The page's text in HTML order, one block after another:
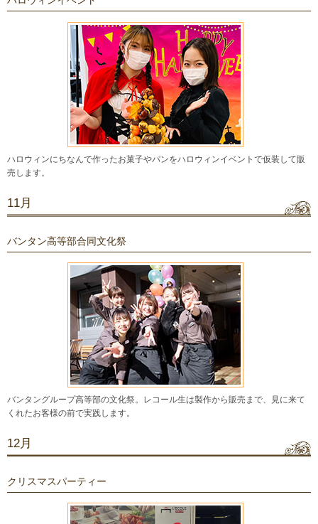
ハロウィンにちなんで作ったお菓子やパンをハロウィンイベントで仮装して販
売します。
11月
バンタン高等部合同文化祭
バンタングループ高等部の文化祭。レコール生は製作から販売まで、見に来て
くれたお客様の前で実践します。
12月
クリスマスパーティー